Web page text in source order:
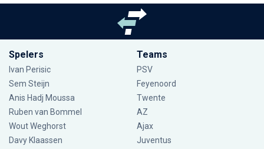
Spelers
Ivan Perisic
Sem Steijn
Anis Hadj Moussa
Ruben van Bommel
Wout Weghorst
Davy Klaassen
Teams
PSV
Feyenoord
Twente
AZ
Ajax
Juventus